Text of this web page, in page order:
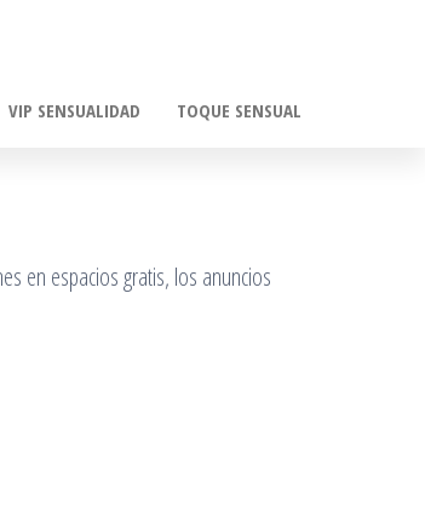
VIP SENSUALIDAD TOQUE SENSUAL
en espacios gratis, los anuncios